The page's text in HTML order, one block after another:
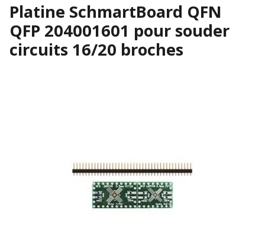
Platine SchmartBoard QFN
QFP 204001601 pour souder
circuits 16/20 broches